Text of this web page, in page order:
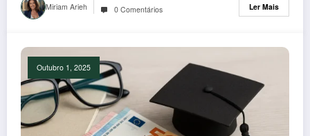
Miriam Arieh 0 Comentários Ler Mais
Outubro 1, 2025